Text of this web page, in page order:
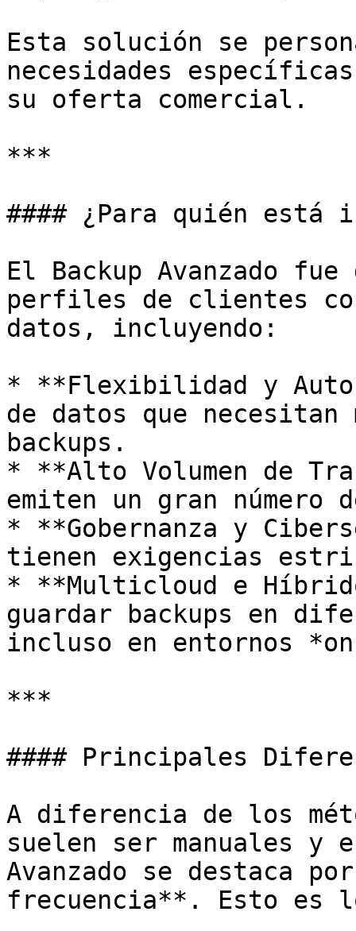
Esta solución se
necesidades
su oferta comercial.
***
#### ¿Para quién está
El Backup Avanzado
perfiles de clientes
datos, incluyendo:
* **Flexibilidad y
de datos que
backups.
* **Alto Volumen de
emiten un gran
* **Gobernanza y
tienen exigencias
* **Multicloud e
guardar backups en
incluso en entornos
***
#### Principales
A diferencia de los
suelen ser manuales y
Avanzado se destaca
frecuencia**. Esto es